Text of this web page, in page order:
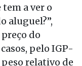
a ver o
aluguel?”,
do
pelo IGP-
relativo de